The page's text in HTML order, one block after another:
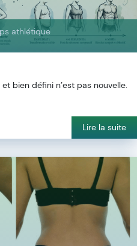
athlétique
bien défini n’est pas nouvelle.
Lire la suite